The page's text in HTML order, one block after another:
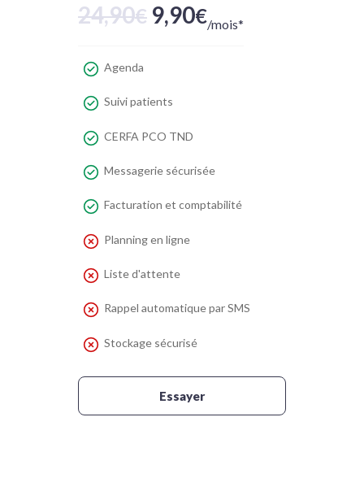
24,90€ 9,90€/mois*
Agenda
Suivi patients
CERFA PCO TND
Messagerie sécurisée
Facturation et comptabilité
Planning en ligne
Liste d'attente
Rappel automatique par SMS
Stockage sécurisé
Essayer